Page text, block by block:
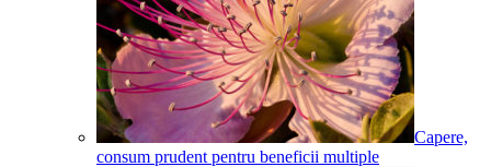
Capere,
consum prudent pentru beneficii multiple